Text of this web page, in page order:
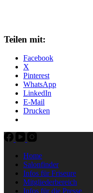
Teilen mit:
Facebook
X
Pinterest
WhatsApp
LinkedIn
E-Mail
Drucken
Home
Salonfinder
Infos für Friseure
Mitgliederbereich
Infos für die Presse